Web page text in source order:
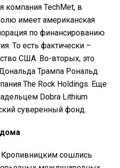
компания TechMet, в
имеет американская
по финансированию
То есть фактически –
США. Во-вторых, это
Трампа Рональд
The Rock Holdings. Еще
Dobra Lithium
суверенный фонд.
Кропивницким сошлись